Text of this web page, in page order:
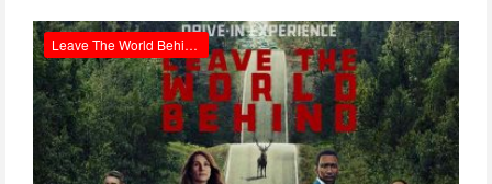
Leave The World Behind รีวิว Netflix